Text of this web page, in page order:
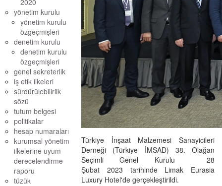
2020
yönetim kurulu
yönetim kurulu
özgeçmişleri
denetim kurulu
denetim kurulu
özgeçmişleri
genel sekreterlik
iş etik ilkeleri
sürdürülebilirlik
sözü
tutum belgesi
politikalar
hesap numaraları
kurumsal yönetim
ilkelerine uyum
derecelendirme
raporu
tüzük
Türkiye İnşaat Malzemesi Sanayicileri
Derneği (Türkiye İMSAD) 38. Olağan
Seçimli Genel Kurulu 28
Şubat 2023 tarihinde Limak Eurasia
Luxury Hotel'de gerçekleştirildi.